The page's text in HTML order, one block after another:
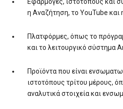
η Αναζήτηση, το YouTube και
Πλατφόρμες, όπως το
και το λειτουργικό σύστημα
Προϊόντα που είναι
ιστοτόπους τρίτου μέρους,
αναλυτικά στοιχεία και